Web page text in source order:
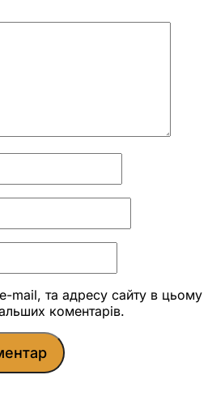
mail, та адресу сайту в цьому
коментарів.